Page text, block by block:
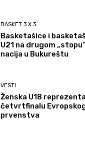
BASKET 3 X 3
Basketašice i
U21 na drugom
nacija u Bukureštu
VESTI
Ženska U18
četvrtfinalu
prvenstva